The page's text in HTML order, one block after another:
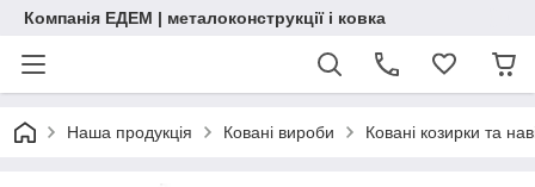
Компанія ЕДЕМ | металоконструкції і ковка
Наша продукція Ковані вироби Ковані козирки та